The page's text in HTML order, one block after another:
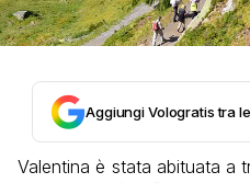
Aggiungi Vologratis tra
Valentina è stata abituata a